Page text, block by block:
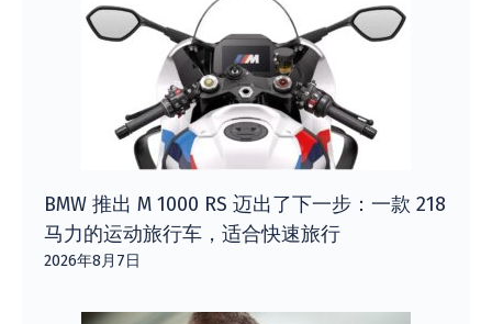
BMW 推出 M 1000 RS 迈出了下一步：一款 218
马力的运动旅行车，适合快速旅行
2026年8月7日